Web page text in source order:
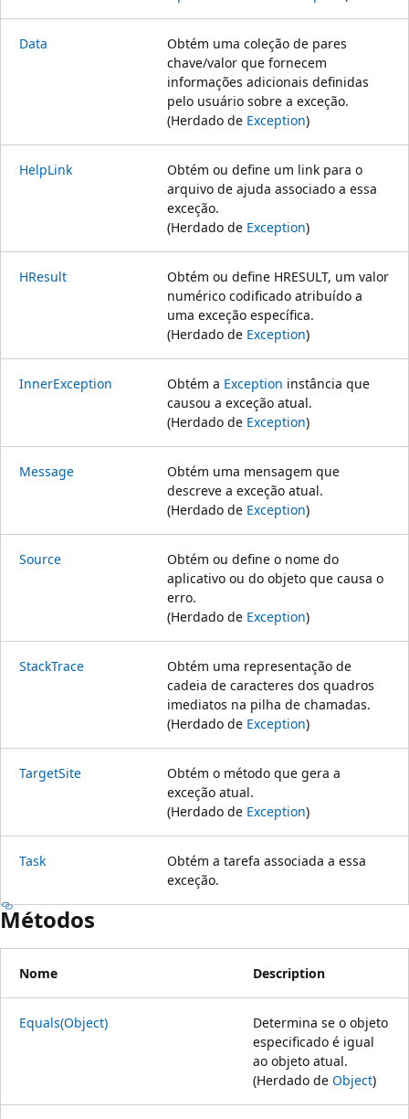
Data
Obtém uma coleção de pares
chave/valor que fornecem
informações adicionais definidas
pelo usuário sobre a exceção.
(Herdado de Exception)
HelpLink
Obtém ou define um link para o
arquivo de ajuda associado a essa
exceção.
(Herdado de Exception)
HResult
Obtém ou define HRESULT, um valor
numérico codificado atribuído a
uma exceção específica.
(Herdado de Exception)
InnerException Obtém a Exception instância que
causou a exceção atual.
(Herdado de Exception)
Message
Obtém uma mensagem que
descreve a exceção atual.
(Herdado de Exception)
Source
Obtém ou define o nome do
aplicativo ou do objeto que causa o
erro.
(Herdado de Exception)
StackTrace
Obtém uma representação de
cadeia de caracteres dos quadros
imediatos na pilha de chamadas.
(Herdado de Exception)
TargetSite
Obtém o método que gera a
exceção atual.
(Herdado de Exception)
Task
Obtém a tarefa associada a essa
exceção.
Métodos
Nome Description
Equals(Object)
Determina se o objeto
especificado é igual
ao objeto atual.
(Herdado de Object)